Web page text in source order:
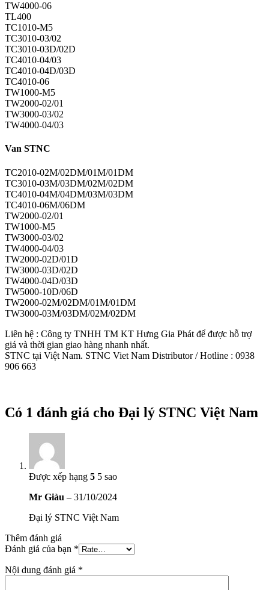
TW4000-06
TL400
TC1010-M5
TC3010-03/02
TC3010-03D/02D
TC4010-04/03
TC4010-04D/03D
TC4010-06
TW1000-M5
TW2000-02/01
TW3000-03/02
TW4000-04/03
Van STNC
TC2010-02M/02DM/01M/01DM
TC3010-03M/03DM/02M/02DM
TC4010-04M/04DM/03M/03DM
TC4010-06M/06DM
TW2000-02/01
TW1000-M5
TW3000-03/02
TW4000-04/03
TW2000-02D/01D
TW3000-03D/02D
TW4000-04D/03D
TW5000-10D/06D
TW2000-02M/02DM/01M/01DM
TW3000-03M/03DM/02M/02DM
Liên hệ : Công ty TNHH TM KT Hưng Gia Phát để được hỗ trợ
giá và thời gian giao hàng nhanh nhất.
STNC tại Việt Nam. STNC Viet Nam Distributor / Hotline : 0938
906 663
Có 1 đánh giá cho Đại lý STNC Việt Nam
Được xếp hạng 5 5 sao
Mr Giàu – 31/10/2024
Đại lý STNC Việt Nam
Thêm đánh giá
Đánh giá của bạn *
Nội dung đánh giá *